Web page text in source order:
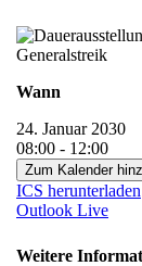
Wann
24. Januar 2030
08:00 - 12:00
Zum Kalender
ICS herunterladen
Outlook Live
Weitere